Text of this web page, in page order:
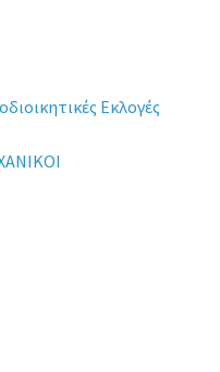
Εκλογές